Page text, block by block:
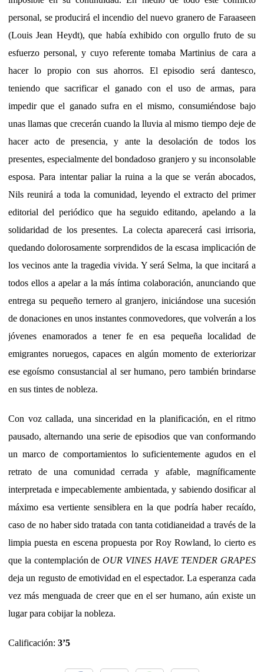
personal, se producirá el incendio del nuevo granero de Faraaseen
(Louis Jean Heydt), que había exhibido con orgullo fruto de su
esfuerzo personal, y cuyo referente tomaba Martinius de cara a
hacer lo propio con sus ahorros. El episodio será dantesco,
teniendo que sacrificar el ganado con el uso de armas, para
impedir que el ganado sufra en el mismo, consumiéndose bajo
unas llamas que crecerán cuando la lluvia al mismo tiempo deje de
hacer acto de presencia, y ante la desolación de todos los
presentes, especialmente del bondadoso granjero y su inconsolable
esposa. Para intentar paliar la ruina a la que se verán abocados,
Nils reunirá a toda la comunidad, leyendo el extracto del primer
editorial del periódico que ha seguido editando, apelando a la
solidaridad de los presentes. La colecta aparecerá casi irrisoria,
quedando dolorosamente sorprendidos de la escasa implicación de
los vecinos ante la tragedia vivida. Y será Selma, la que incitará a
todos ellos a apelar a la más íntima colaboración, anunciando que
entrega su pequeño ternero al granjero, iniciándose una sucesión
de donaciones en unos instantes conmovedores, que volverán a los
jóvenes enamorados a tener fe en esa pequeña localidad de
emigrantes noruegos, capaces en algún momento de exteriorizar
ese egoísmo consustancial al ser humano, pero también brindarse
en sus tintes de nobleza.
Con voz callada, una sinceridad en la planificación, en el ritmo
pausado, alternando una serie de episodios que van conformando
un marco de comportamientos lo suficientemente agudos en el
retrato de una comunidad cerrada y afable, magníficamente
interpretada e impecablemente ambientada, y sabiendo dosificar al
máximo esa vertiente sensiblera en la que podría haber recaído,
caso de no haber sido tratada con tanta cotidianeidad a través de la
limpia puesta en escena propuesta por Roy Rowland, lo cierto es
que la contemplación de OUR VINES HAVE TENDER GRAPES
deja un regusto de emotividad en el espectador. La esperanza cada
vez más menguada de creer que en el ser humano, aún existe un
lugar para cobijar la nobleza.
Calificación: 3’5